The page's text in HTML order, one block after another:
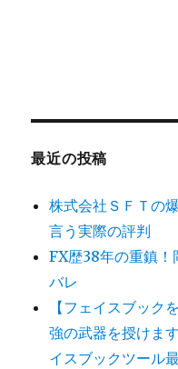
最近の投稿
株式会社ＳＦＴの
言う実際の評判
FX歴38年の重鎮！
バレ
【フェイスブック
強の武器を授けま
イスブックツール